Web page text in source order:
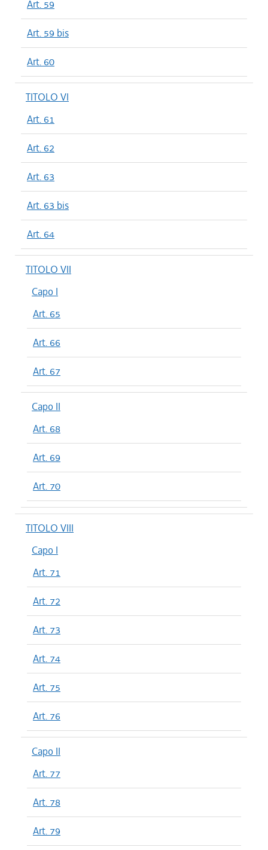
Art. 59
Art. 59 bis
Art. 60
TITOLO VI
Art. 61
Art. 62
Art. 63
Art. 63 bis
Art. 64
TITOLO VII
Capo I
Art. 65
Art. 66
Art. 67
Capo II
Art. 68
Art. 69
Art. 70
TITOLO VIII
Capo I
Art. 71
Art. 72
Art. 73
Art. 74
Art. 75
Art. 76
Capo II
Art. 77
Art. 78
Art. 79